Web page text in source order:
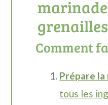
Comment
Prépare la
tous les